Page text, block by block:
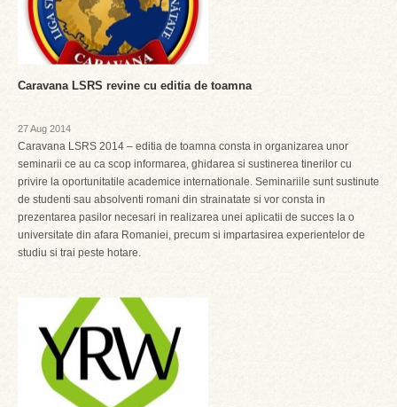
Caravana LSRS revine cu editia de toamna
27 Aug 2014
Caravana LSRS 2014 – editia de toamna consta in organizarea unor
seminarii ce au ca scop informarea, ghidarea si sustinerea tinerilor cu
privire la oportunitatile academice internationale. Seminariile sunt sustinute
de studenti sau absolventi romani din strainatate si vor consta in
prezentarea pasilor necesari in realizarea unei aplicatii de succes la o
universitate din afara Romaniei, precum si impartasirea experientelor de
studiu si trai peste hotare.